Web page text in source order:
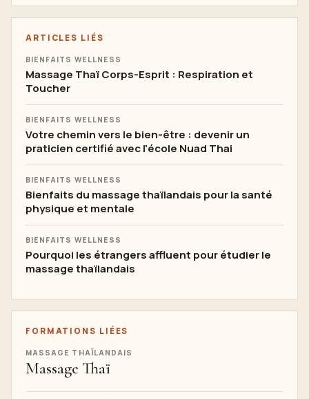
ARTICLES LIÉS
BIENFAITS WELLNESS
Massage Thaï Corps-Esprit : Respiration et
Toucher
BIENFAITS WELLNESS
Votre chemin vers le bien-être : devenir un
praticien certifié avec l'école Nuad Thai
BIENFAITS WELLNESS
Bienfaits du massage thaïlandais pour la santé
physique et mentale
BIENFAITS WELLNESS
Pourquoi les étrangers affluent pour étudier le
massage thaïlandais
FORMATIONS LIÉES
MASSAGE THAÏLANDAIS
Massage Thaï